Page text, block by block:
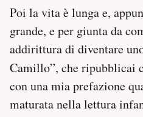
Poi la vita è lunga e,
grande, e per giunta da
addirittura di diventare
Camillo”, che ripubblicai
con una mia prefazione
maturata nella lettura